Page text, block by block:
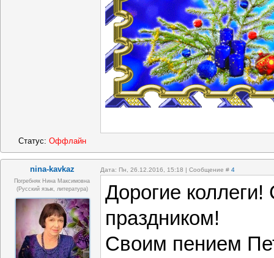
Статус: Оффлайн
nina-kavkaz Дата: Пн, 26.12.2016, 15:18 | Сообщение # 4
Погребняк Нина Максимовна
(русский язык, литература)
Дорогие
праздником!
Своим пением